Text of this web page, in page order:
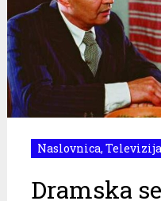
Naslovnica, Televizija
Dramska